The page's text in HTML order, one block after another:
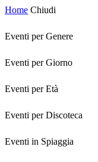
Home Chiudi
Eventi per Genere
Eventi per Giorno
Eventi per Età
Eventi per Discoteca
Eventi in Spiaggia